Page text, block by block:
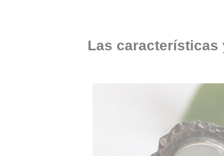
Las características